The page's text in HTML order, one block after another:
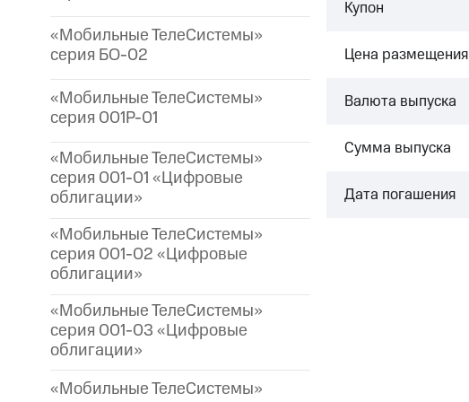
«Мобильные ТелеСистемы»
серия БО-02
«Мобильные ТелеСистемы»
серия 001P-01
«Мобильные ТелеСистемы»
серия 001-01 «Цифровые
облигации»
«Мобильные ТелеСистемы»
серия 001-02 «Цифровые
облигации»
«Мобильные ТелеСистемы»
серия 001-03 «Цифровые
облигации»
«Мобильные ТелеСистемы»
Купон
Цена размещения
Валюта выпуска
Сумма выпуска
Дата погашения